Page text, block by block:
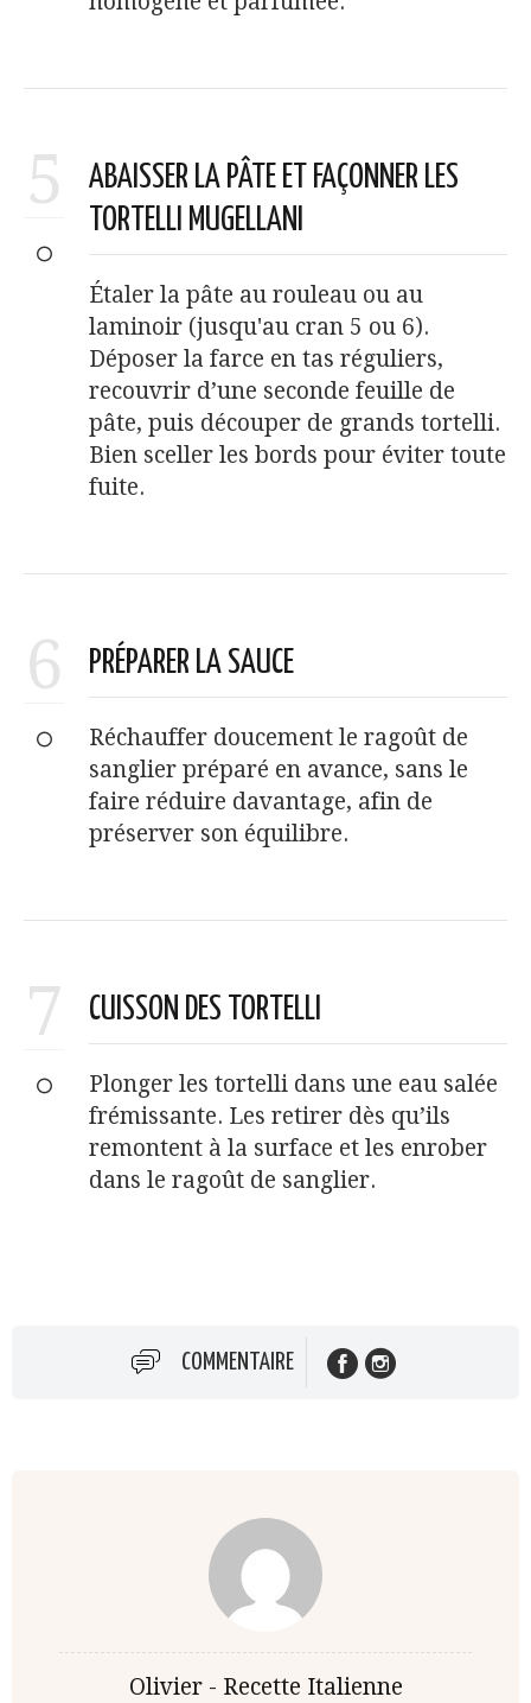
5
ABAISSER LA PÂTE ET FAÇONNER LES
TORTELLI MUGELLANI
Étaler la pâte au rouleau ou au
laminoir (jusqu'au cran 5 ou 6).
Déposer la farce en tas réguliers,
recouvrir d’une seconde feuille de
pâte, puis découper de grands tortelli.
Bien sceller les bords pour éviter toute
fuite.
6 PRÉPARER LA SAUCE
Réchauffer doucement le ragoût de
sanglier préparé en avance, sans le
faire réduire davantage, afin de
préserver son équilibre.
7 CUISSON DES TORTELLI
Plonger les tortelli dans une eau salée
frémissante. Les retirer dès qu’ils
remontent à la surface et les enrober
dans le ragoût de sanglier.
COMMENTAIRE
Olivier - Recette Italienne